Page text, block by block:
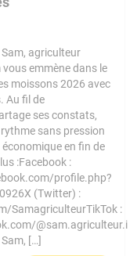
agriculteur
emmène dans le
moissons 2026 avec
Au fil de
ses constats,
sans pression
en fin de
:Facebook :
profile.php?
(Twitter) :
SamagriculteurTikTok :
@sam.agriculteur.i
[…]